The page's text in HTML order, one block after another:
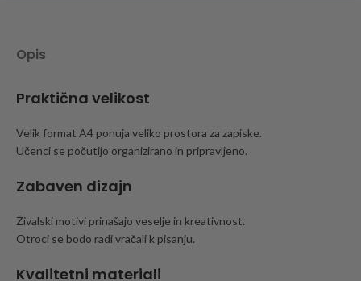
Opis
Praktična velikost
Velik format A4 ponuja veliko prostora za zapiske.
Učenci se počutijo organizirano in pripravljeno.
Zabaven dizajn
Živalski motivi prinašajo veselje in kreativnost.
Otroci se bodo radi vračali k pisanju.
Kvalitetni materiali